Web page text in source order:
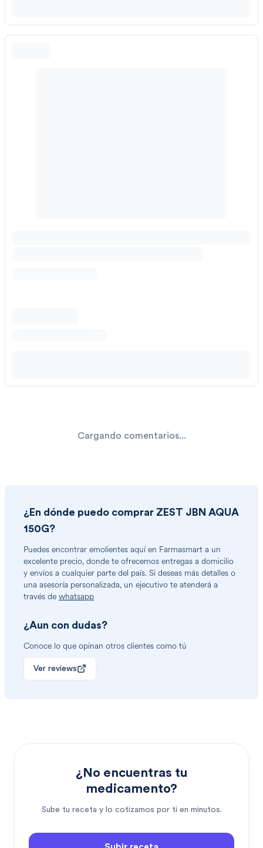
Cargando comentarios...
¿En dónde puedo comprar ZEST JBN AQUA
150G?
Puedes encontrar emolientes aquí en Farmasmart a un
excelente precio, donde te ofrecemos entregas a domicilio
y envíos a cualquier parte del país. Si deseas más detalles o
una asesoría personalizada, un ejecutivo te atenderá a
través de whatsapp
¿Aun con dudas?
Conoce lo que opinan otros clientes como tú
Ver reviews
¿No encuentras tu
medicamento?
Sube tu receta y lo cotizamos por ti en minutos.